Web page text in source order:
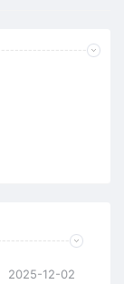
2025-12-02